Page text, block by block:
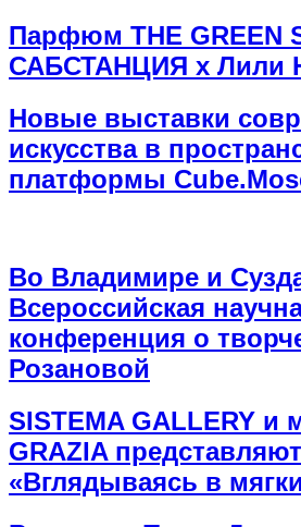
Парфюм THE GREEN
САБСТАНЦИЯ х Лили
Новые выставки
искусства в
платформы
Во Владимире и
Всероссийская
конференция о
Розановой
SISTEMA GALLERY и
GRAZIA
«Вглядываясь в